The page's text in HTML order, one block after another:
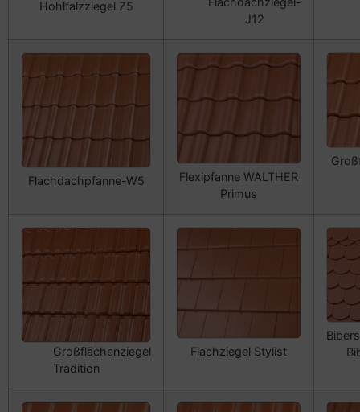
Hohlfalzziegel Z5
J12
Flachdachpfanne-W5
Flexipfanne WALTHER
Primus
Großflächenziegel
Tradition
Flachziegel Stylist